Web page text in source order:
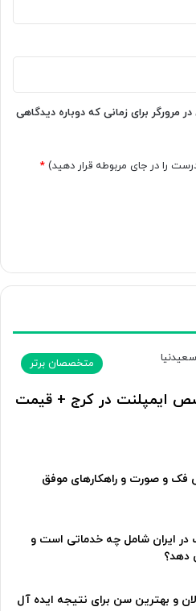
مرورگر برای زمانی که دوباره دیدگاهی
را در جای مربوطه قرار دهید) *
متخصصان برتر
ایمپلنت در کرج + قیمت
و صورت و راهکارهای موفق
ایران شامل چه خدماتی است و
دهد؟
و بهترین سن برای نتیجه ایده آل